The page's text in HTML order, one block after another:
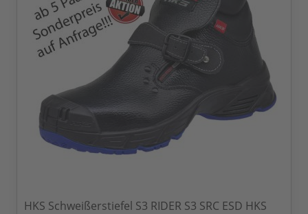
HKS Schweißerstiefel S3 RIDER S3 SRC ESD HKS